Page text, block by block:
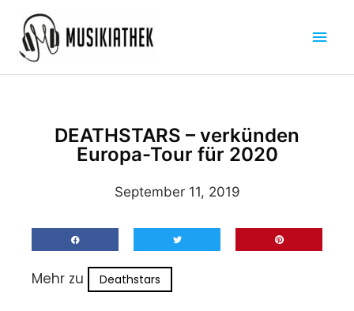
Inhalt
springen
DEATHSTARS – verkünden
Europa-Tour für 2020
September 11, 2019
Mehr zu Deathstars